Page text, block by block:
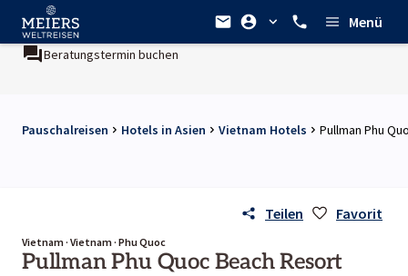
Menü
Beratungstermin buchen
Pauschalreisen Hotels in Asien Vietnam Hotels Pullman Phu
Teilen Favorit
Vietnam · Vietnam · Phu Quoc
Pullman Phu Quoc Beach Resort